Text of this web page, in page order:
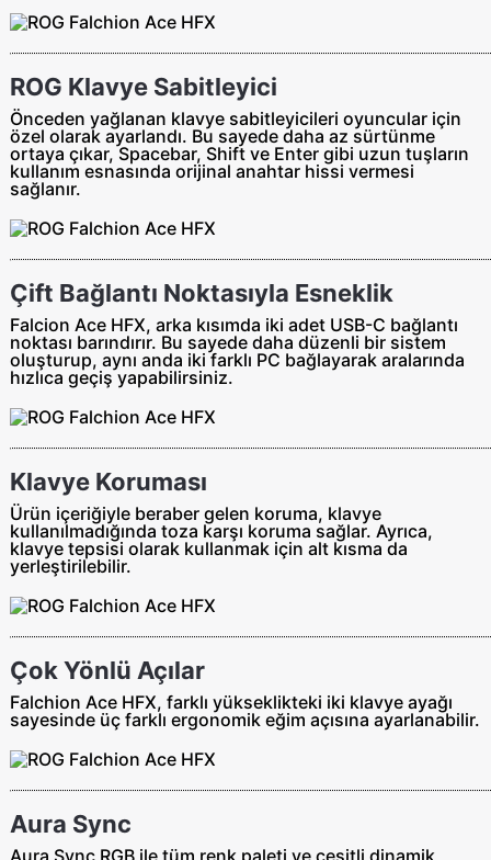
ROG Klavye Sabitleyici
Önceden yağlanan klavye sabitleyicileri oyuncular için
özel olarak ayarlandı. Bu sayede daha az sürtünme
ortaya çıkar, Spacebar, Shift ve Enter gibi uzun tuşların
kullanım esnasında orijinal anahtar hissi vermesi
sağlanır.
Çift Bağlantı Noktasıyla Esneklik
Falcion Ace HFX, arka kısımda iki adet USB-C bağlantı
noktası barındırır. Bu sayede daha düzenli bir sistem
oluşturup, aynı anda iki farklı PC bağlayarak aralarında
hızlıca geçiş yapabilirsiniz.
Klavye Koruması
Ürün içeriğiyle beraber gelen koruma, klavye
kullanılmadığında toza karşı koruma sağlar. Ayrıca,
klavye tepsisi olarak kullanmak için alt kısma da
yerleştirilebilir.
Çok Yönlü Açılar
Falchion Ace HFX, farklı yükseklikteki iki klavye ayağı
sayesinde üç farklı ergonomik eğim açısına ayarlanabilir.
Aura Sync